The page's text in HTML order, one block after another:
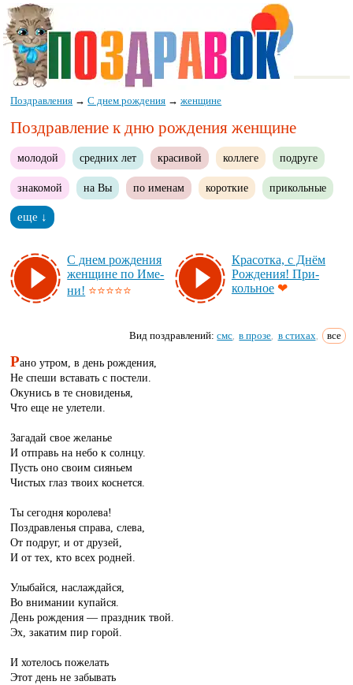
Поздравления →С днем рождения →женщине
Поздравление к дню рождения женщине
молодой средних лет красивой коллеге подруге
знакомой на Вы по именам короткие прикольные
еще ↓
С днем рож­де­ния
жен­щи­не по Име­
ни! ⭐⭐⭐⭐⭐
Кра­сот­ка, с Днём
Рож­де­ния! При­
коль­ное ❤
Вид поздравлений:смс в прозе в стихах все
Рано утром, в день рождения,
Не спеши вставать с постели.
Окунись в те сновиденья,
Что еще не улетели.
Загадай свое желанье
И отправь на небо к солнцу.
Пусть оно своим сияньем
Чистых глаз твоих коснется.
Ты сегодня королева!
Поздравленья справа, слева,
От подруг, и от друзей,
И от тех, кто всех родней.
Улыбайся, наслаждайся,
Во внимании купайся.
День рождения — праздник твой.
Эх, закатим пир горой.
И хотелось пожелать
Этот день не забывать